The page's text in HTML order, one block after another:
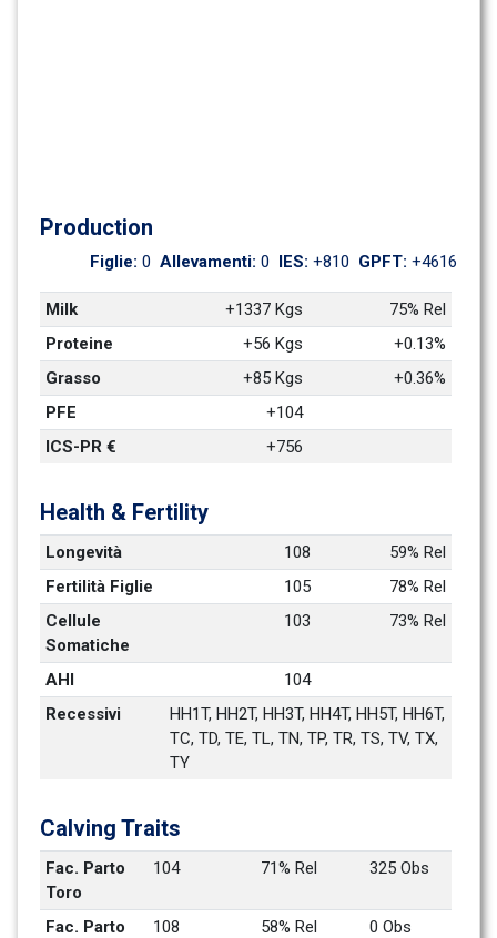
Production
Figlie: 0 Allevamenti: 0 IES: +810 GPFT: +4616
Milk +1337 Kgs
75% Rel
Proteine
+56 Kgs
+0.13%
Grasso
+85 Kgs
+0.36%
PFE
+104
ICS-PR €
+756
Health & Fertility
Longevità 108
59% Rel
Fertilità Figlie
105
78% Rel
Cellule
Somatiche
103 73% Rel
AHI
104
Recessivi
HH1T, HH2T, HH3T, HH4T, HH5T, HH6T,
TC, TD, TE, TL, TN, TP, TR, TS, TV, TX,
TY
Calving Traits
Fac. Parto
Toro
104 71% Rel 325 Obs
Fac. Parto
108 58% Rel 0 Obs